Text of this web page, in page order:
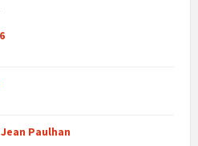
Paulhan